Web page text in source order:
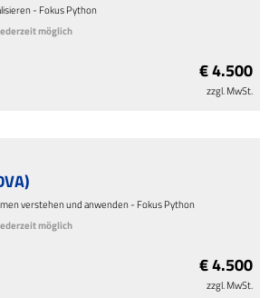
- Fokus Python
möglich
€ 4.500
zzgl. MwSt.
verstehen und anwenden - Fokus Python
möglich
€ 4.500
zzgl. MwSt.